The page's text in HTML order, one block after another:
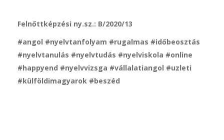
Felnőttképzési ny.sz.: B/2020/13
#angol #nyelvtanfolyam #rugalmas #időbeosztás
#nyelvtanulás #nyelvtudás #nyelviskola #online
#happyend #nyelvvizsga #vállalatiangol #uzleti
#külföldimagyarok #beszéd